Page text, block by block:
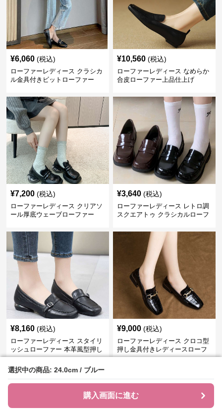
選択中の商品: 24.0cm / ブルー
購入画面に進む
選択中の商品: 24.0cm / ブルー
購入画面に進む
¥6,060 (税込)
ローファーレディース クラシカ
ル金具付きビットローファー
¥10,560 (税込)
ローファーレディース なめらか
合皮ローファー上品仕上げ
¥7,200 (税込)
ローファーレディース クリアソ
ール厚底ウェーブローファー
¥3,640 (税込)
ローファーレディース レトロ調
スクエアトゥ クラシカルローフ
¥8,160 (税込)
ローファーレディース スタイリ
ッシュローファー 本革風型押し
¥9,000 (税込)
ローファーレディース クロコ型
押し金具付きレディースローフ
ァー
レディースローファーのスクエアトゥローファー一覧へ ›